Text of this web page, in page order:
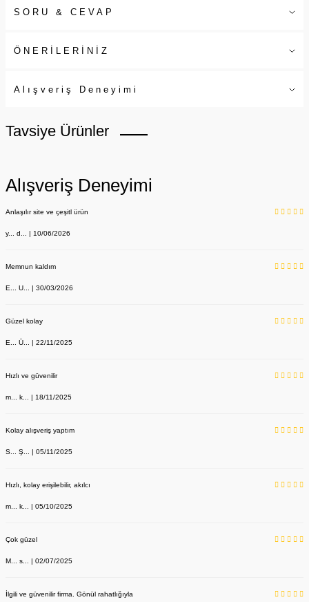
SORU & CEVAP
ÖNERİLERİNİZ
Alışveriş Deneyimi
Tavsiye Ürünler
Alışveriş Deneyimi
Anlaşılır site ve çeşitl ürün
y... d... | 10/06/2026
Memnun kaldım
E... U... | 30/03/2026
Güzel kolay
E... Ü... | 22/11/2025
Hızlı ve güvenilir
m... k... | 18/11/2025
Kolay alışveriş yaptım
S... Ş... | 05/11/2025
Hızlı, kolay erişilebilir, akılcı
m... k... | 05/10/2025
Çok güzel
M... s... | 02/07/2025
İlgili ve güvenilir firma. Gönül rahatlığıyla